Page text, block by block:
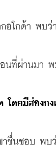
โกด้า พบว่า
นที่ผ่านมา
โดยมีฮ่องกง
ชื่นชอบ พบว่